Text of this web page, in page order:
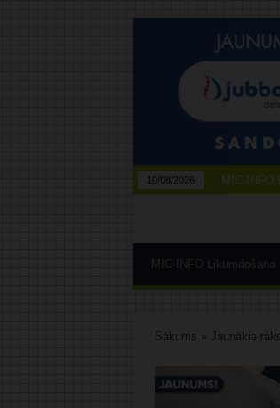
10/08/2026 MIC-INFO
MIC-INFO Likumdošana
Sākums » Jaunākie